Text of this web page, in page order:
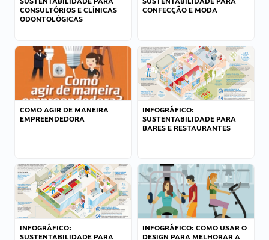
CONSULTÓRIOS E CLÍNICAS
ODONTOLÓGICAS
CONFECÇÃO E MODA
COMO AGIR DE MANEIRA
EMPREENDEDORA
INFOGRÁFICO:
SUSTENTABILIDADE PARA
BARES E RESTAURANTES
INFOGRÁFICO:
SUSTENTABILIDADE PARA
INFOGRÁFICO: COMO USAR O
DESIGN PARA MELHORAR A